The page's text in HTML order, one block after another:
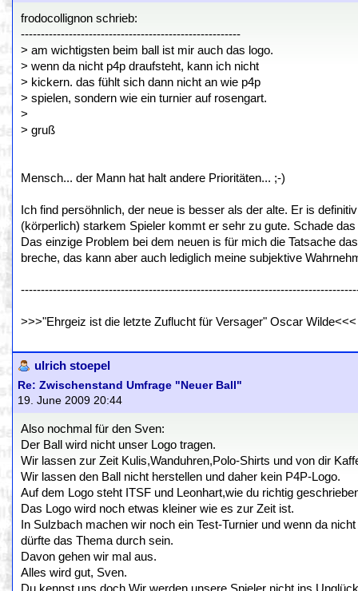
frodocollignon schrieb:
-------------------------------------------------------
> am wichtigsten beim ball ist mir auch das logo.
> wenn da nicht p4p draufsteht, kann ich nicht
> kickern. das fühlt sich dann nicht an wie p4p
> spielen, sondern wie ein turnier auf rosengart.
>
> gruß
Mensch... der Mann hat halt andere Prioritäten... ;-)
Ich find persöhnlich, der neue is besser als der alte. Er is
(körperlich) starkem Spieler kommt er sehr zu gute. Schade
Das einzige Problem bei dem neuen is für mich die Tatsache
breche, das kann aber auch lediglich meine subjektive
>>>"Ehrgeiz ist die letzte Zuflucht für Versager" Oscar Wilde<<<
ulrich stoepel
Re: Zwischenstand Umfrage "Neuer Ball"
19. June 2009 20:44
Also nochmal für den Sven:
Der Ball wird nicht unser Logo tragen.
Wir lassen zur Zeit Kulis,Wanduhren,Polo-Shirts und von dir
Wir lassen den Ball nicht herstellen und daher kein P4P-Logo.
Auf dem Logo steht ITSF und Leonhart,wie du richtig
Das Logo wird noch etwas kleiner wie es zur Zeit ist.
In Sulzbach machen wir noch ein Test-Turnier und wenn da
dürfte das Thema durch sein.
Davon gehen wir mal aus.
Alles wird gut, Sven.